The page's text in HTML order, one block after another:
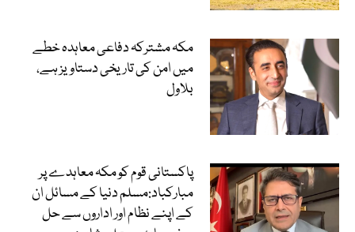
مکہ مشترکہ دفاعی معاہدہ خطے
میں امن کی تاریخی دستاویز ہے،
بلاول
پاکستانی قوم کو مکہ معاہدے پر
مبارکباد:مسلم دنیا کے مسائل ان
کے اپنے نظام اور اداروں سے حل